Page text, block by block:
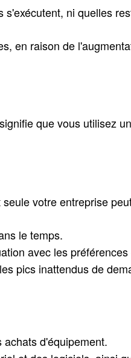
ni quelles
en raison de
que vous utilisez
votre entreprise
le temps.
avec les
pics inattendus de
d'équipement.